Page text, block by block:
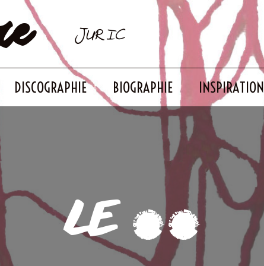
JURIC
DISCOGRAPHIE BIOGRAPHIE INSPIRATION
LE 27